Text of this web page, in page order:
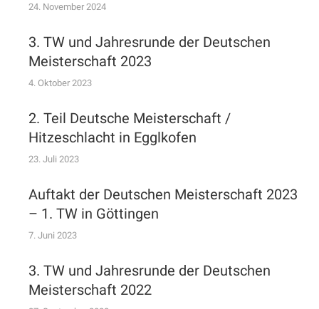
24. November 2024
3. TW und Jahresrunde der Deutschen
Meisterschaft 2023
4. Oktober 2023
2. Teil Deutsche Meisterschaft /
Hitzeschlacht in Egglkofen
23. Juli 2023
Auftakt der Deutschen Meisterschaft 2023
– 1. TW in Göttingen
7. Juni 2023
3. TW und Jahresrunde der Deutschen
Meisterschaft 2022